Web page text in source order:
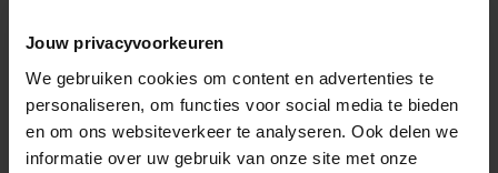
Jouw privacyvoorkeuren
We gebruiken cookies om content en advertenties te
personaliseren, om functies voor social media te bieden
en om ons websiteverkeer te analyseren. Ook delen we
informatie over uw gebruik van onze site met onze